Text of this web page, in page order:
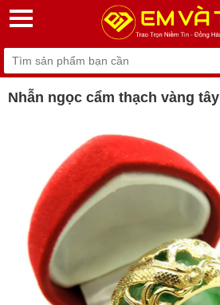
Nhẫn ngọc cẩm thạch vàng tây